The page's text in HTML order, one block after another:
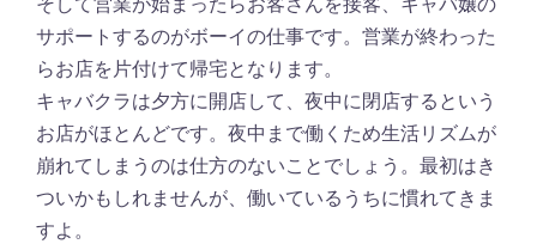
サポートするのがボーイの仕事です。営業が終わった
らお店を片付けて帰宅となります。
キャバクラは夕方に開店して、夜中に閉店するという
お店がほとんどです。夜中まで働くため生活リズムが
崩れてしまうのは仕方のないことでしょう。最初はき
ついかもしれませんが、働いているうちに慣れてきま
すよ。